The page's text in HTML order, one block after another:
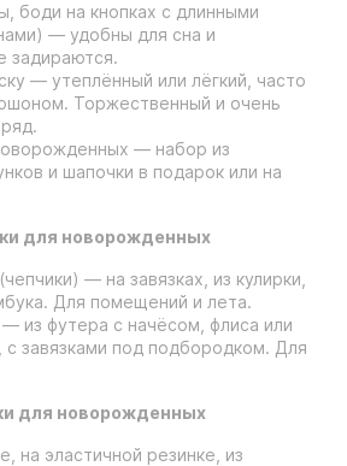
боди на кнопках с длинными
— удобны для сна и
задираются.
— утеплённый или лёгкий, часто
Торжественный и очень
— набор из
и шапочки в подарок или на
для новорожденных
— на завязках, из кулирки,
Для помещений и лета.
из футера с начёсом, флиса или
завязками под подбородком. Для
для новорожденных
на эластичной резинке, из